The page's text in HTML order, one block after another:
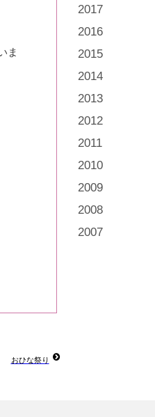
ま
2017
2016
2015
2014
2013
2012
2011
2010
2009
2008
2007
おひな祭り